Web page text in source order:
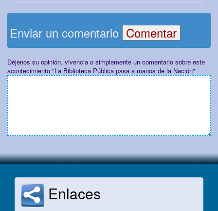
Enviar un comentario
Déjenos su opinión, vivencia o simplemente un comentario sobre este
acontecimiento "La Biblioteca Pública pasa a manos de la Nación"
Enlaces